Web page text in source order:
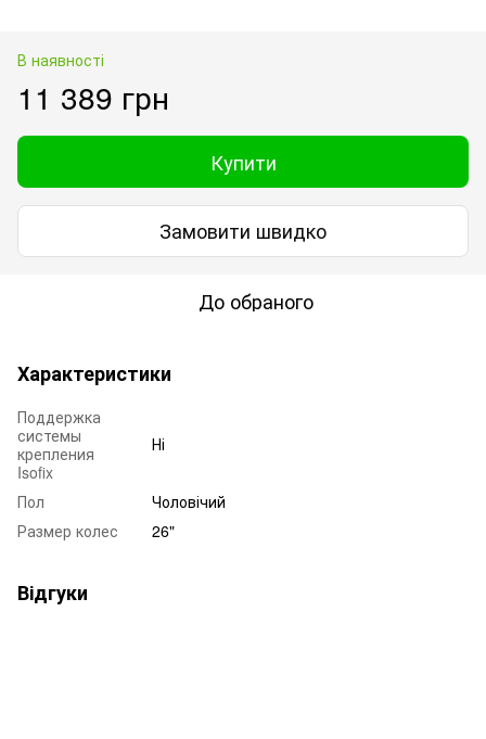
В наявності
11 389 грн
Купити
Замовити швидко
До обраного
Характеристики
Поддержка
системы
крепления
Isofix
Ні
Пол
Чоловічий
Размер колес
26"
Відгуки